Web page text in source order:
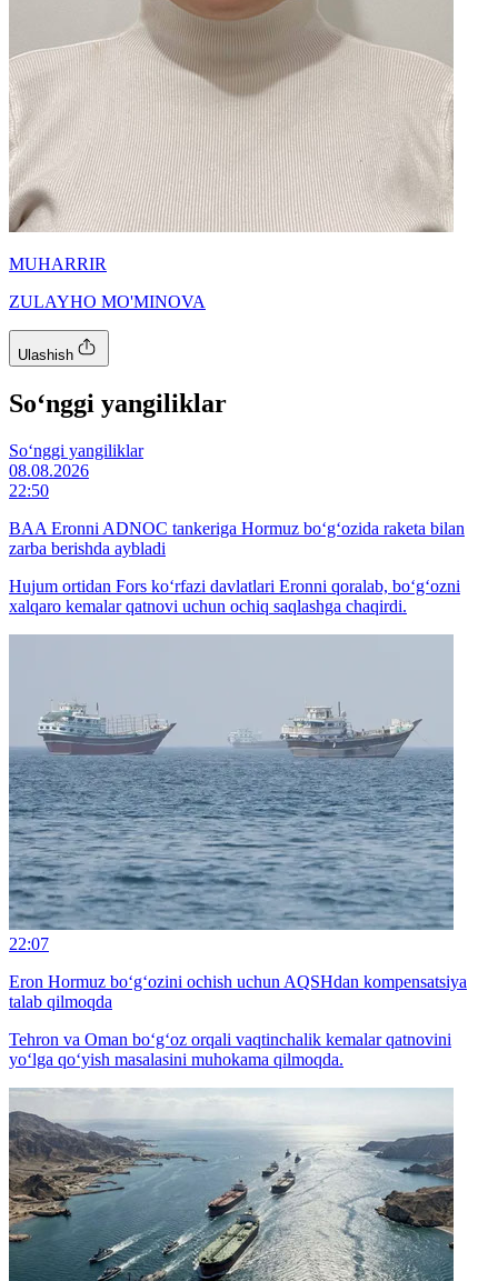
MUHARRIR
ZULAYHO MO'MINOVA
Ulashish
So‘nggi yangiliklar
So‘nggi yangiliklar
08.08.2026
22:50
BAA Eronni ADNOC tankeriga Hormuz bo‘g‘ozida raketa bilan
zarba berishda aybladi
Hujum ortidan Fors ko‘rfazi davlatlari Eronni qoralab, bo‘g‘ozni
xalqaro kemalar qatnovi uchun ochiq saqlashga chaqirdi.
22:07
Eron Hormuz bo‘g‘ozini ochish uchun AQSHdan kompensatsiya
talab qilmoqda
Tehron va Oman bo‘g‘oz orqali vaqtinchalik kemalar qatnovini
yo‘lga qo‘yish masalasini muhokama qilmoqda.